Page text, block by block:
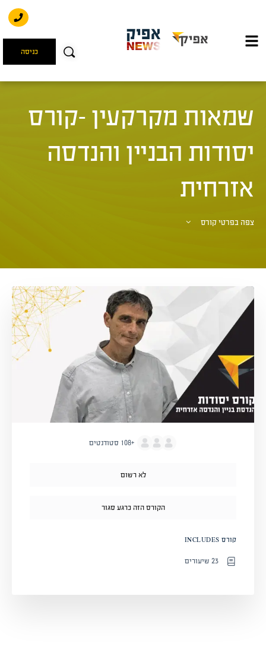
כניסה
שמאות מקרקעין -קורס
יסודות הבניין והנדסה
אזרחית
צפה בפרטי קורס
+108 סטודנטים
לא רשום
הקורס הזה כרגע סגור
קורס INCLUDES
23 שיעורים